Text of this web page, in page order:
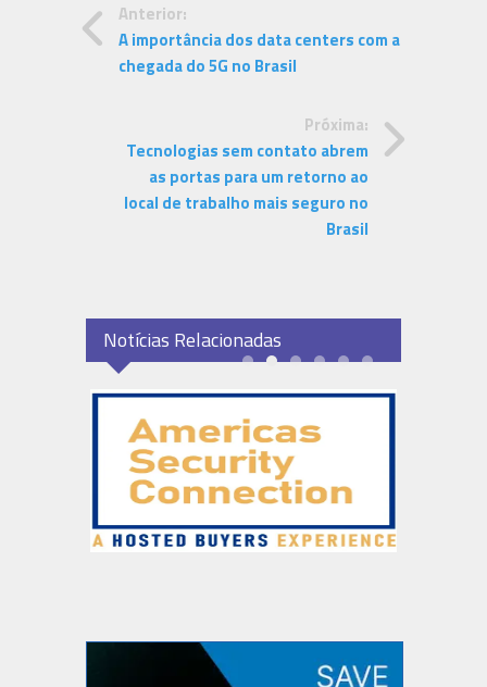
Anterior:
A importância dos data centers com a
chegada do 5G no Brasil
Próxima:
Tecnologias sem contato abrem
as portas para um retorno ao
local de trabalho mais seguro no
Brasil
Notícias Relacionadas